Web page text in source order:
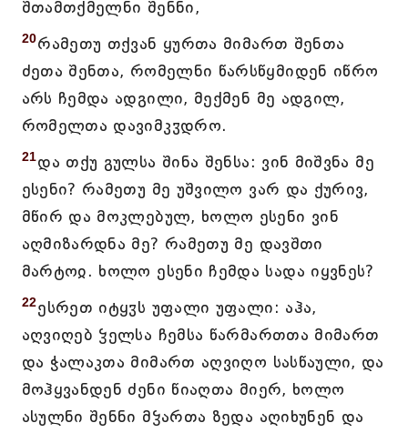
შთამთქმელნი შენნი,
20რამეთუ თქვან ყურთა მიმართ შენთა
ძეთა შენთა, რომელნი წარსწყმიდენ იწრო
არს ჩემდა ადგილი, მექმენ მე ადგილ,
რომელთა დავიმკჳდრო.
21და თქუ გულსა შინა შენსა: ვინ მიშვნა მე
ესენი? რამეთუ მე უშვილო ვარ და ქურივ,
მწირ და მოკლებულ, ხოლო ესენი ვინ
აღმიზარდნა მე? რამეთუ მე დავშთი
მარტოჲ. ხოლო ესენი ჩემდა სადა იყვნეს?
22ესრეთ იტყჳს უფალი უფალი: აჰა,
აღვიღებ ჴელსა ჩემსა წარმართთა მიმართ
და ჭალაკთა მიმართ აღვიღო სასწაული, და
მოჰყვანდენ ძენი წიაღთა მიერ, ხოლო
ასულნი შენნი მჴართა ზედა აღიხუნენ და